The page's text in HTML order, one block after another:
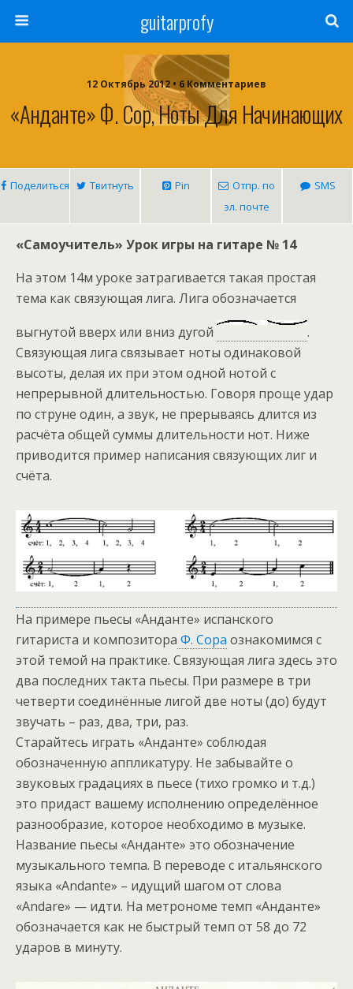
guitarprofy
12 Октябрь 2012 • 6 Комментариев
«Анданте» Ф. Сор, Ноты Для Начинающих
Поделиться Твитнуть Pin
Отпр. по
эл. почте
SMS
«Самоучитель» Урок игры на гитаре № 14
На этом 14м уроке затрагивается такая простая
тема как связующая лига. Лига обозначается
выгнутой вверх или вниз дугой
.
Связующая лига связывает ноты одинаковой
высоты, делая их при этом одной нотой с
непрерывной длительностью. Говоря проще удар
по струне один, а звук, не прерываясь длится из
расчёта общей суммы длительности нот. Ниже
приводится пример написания связующих лиг и
счёта.
На примере пьесы «Анданте» испанского
гитариста и композитора Ф. Сора ознакомимся с
этой темой на практике. Связующая лига здесь это
два последних такта пьесы. При размере в три
четверти соединённые лигой две ноты (до) будут
звучать – раз, два, три, раз.
Старайтесь играть «Анданте» соблюдая
обозначенную аппликатуру. Не забывайте о
звуковых градациях в пьесе (тихо громко и т.д.)
это придаст вашему исполнению определённое
разнообразие, которое необходимо в музыке.
Название пьесы «Анданте» это обозначение
музыкального темпа. В переводе с итальянского
языка «Andante» – идущий шагом от слова
«Andare» — идти. На метрономе темп «Анданте»
обозначается как не быстрый темп от 58 до 72
ударов в минуту.